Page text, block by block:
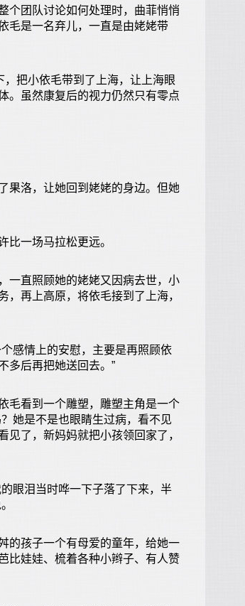
团队讨论如何处理时，曲菲悄悄
毛是一名弃儿，一直是由姥姥带
把小依毛带到了上海，让上海眼
。虽然康复后的视力仍然只有零点
洛，让她回到姥姥的身边。但她
一场马拉松更远。
直照顾她的姥姥又因病去世，小
再上高原，将依毛接到了上海，
感情上的安慰，主要是再照顾依
多后再把她送回去。”
看到一个雕塑，雕塑主角是一个
她是不是也眼睛生过病，看不见
了，新妈妈就把小孩领回家了，
眼泪当时哗一下子落了下来，半
孩子一个有母爱的童年，给她一
比娃娃、梳着各种小辫子、有人赞